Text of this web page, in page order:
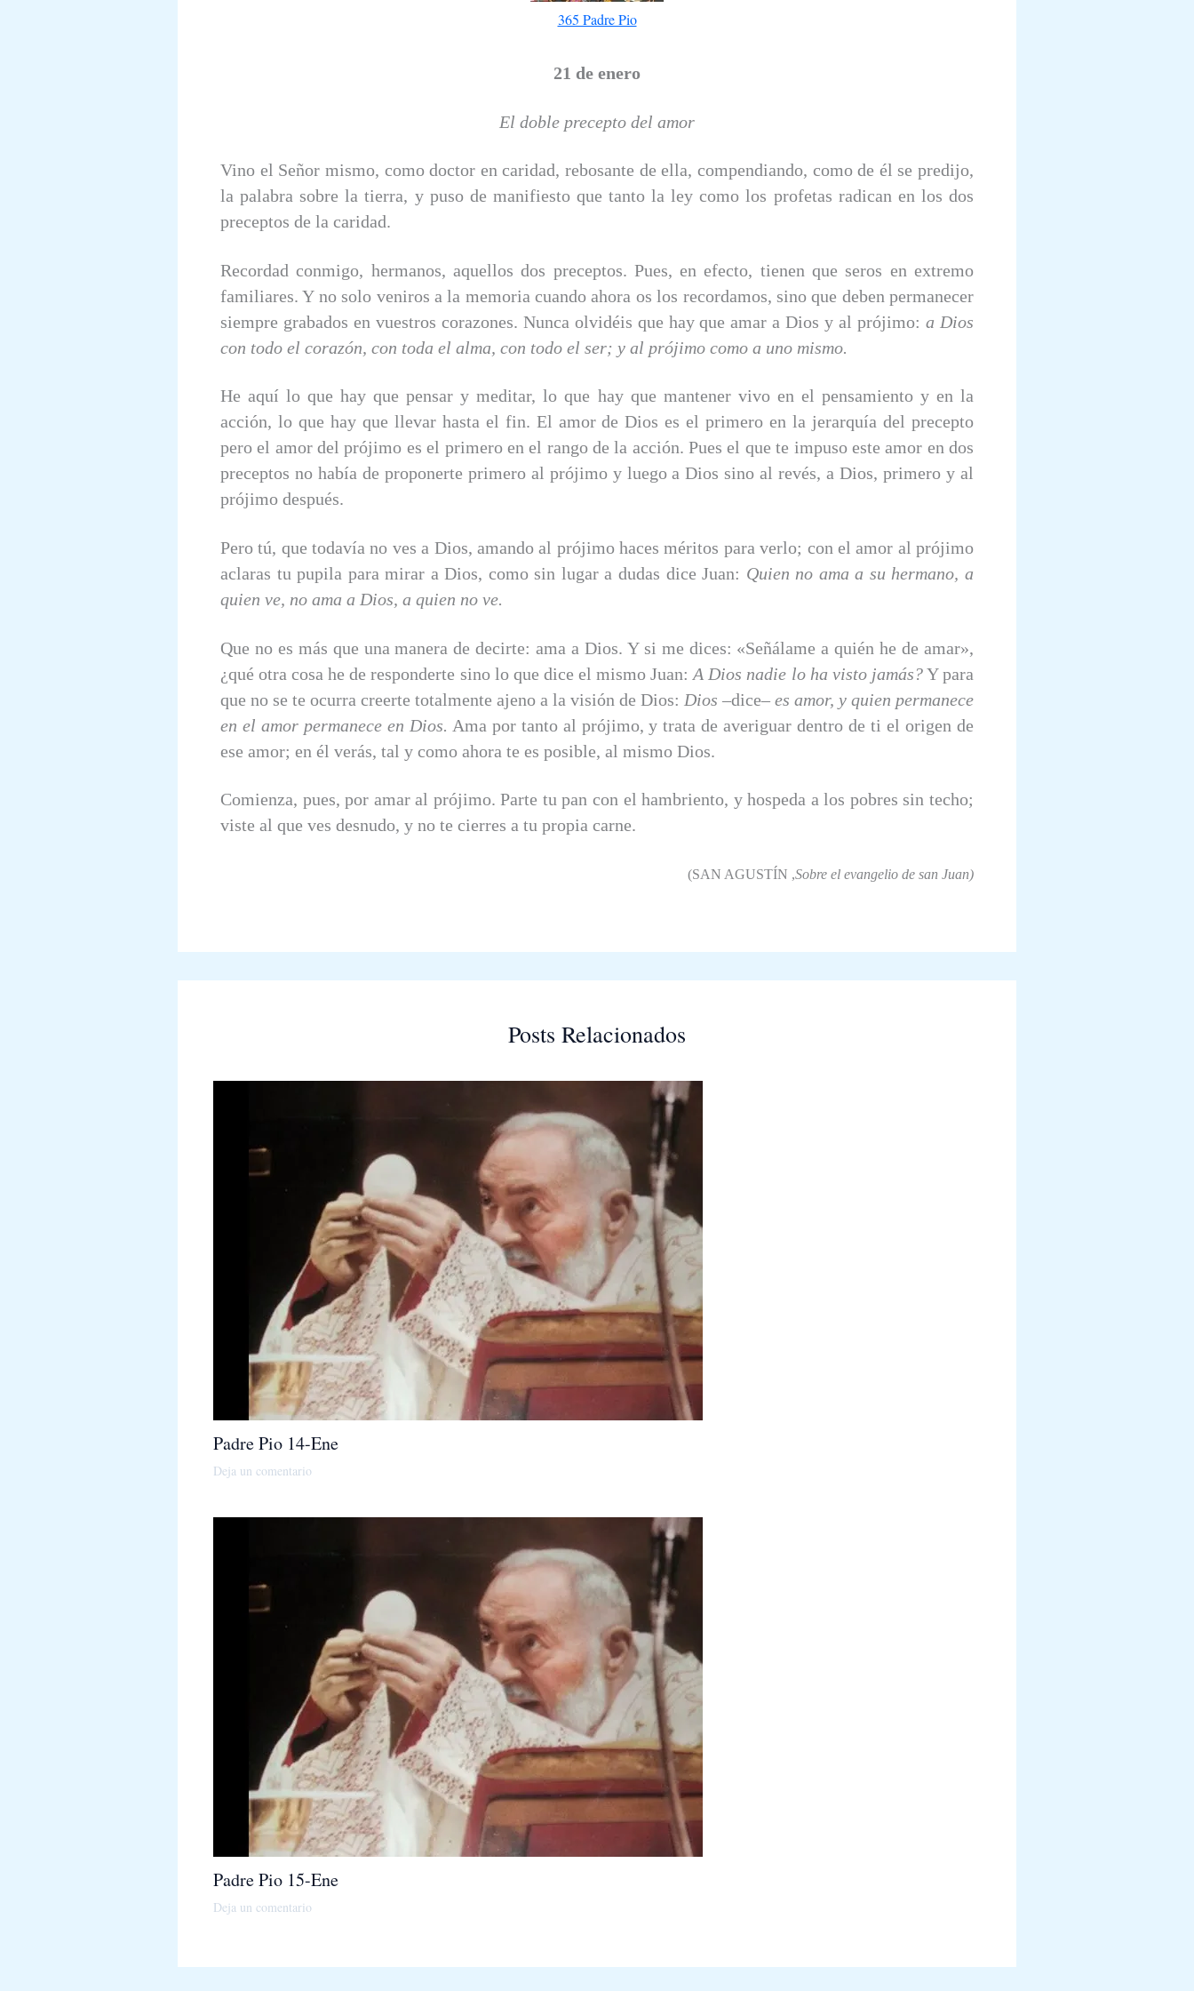
365 Padre Pio
21 de enero
El doble precepto del amor
Vino el Señor mismo, como doctor en caridad, rebosante de ella, compendiando, como de él se predijo,
la palabra sobre la tierra, y puso de manifiesto que tanto la ley como los profetas radican en los dos
preceptos de la caridad.
Recordad conmigo, hermanos, aquellos dos preceptos. Pues, en efecto, tienen que seros en extremo
familiares. Y no solo veniros a la memoria cuando ahora os los recordamos, sino que deben permanecer
siempre grabados en vuestros corazones. Nunca olvidéis que hay que amar a Dios y al prójimo:a Dios
con todo el corazón, con toda el alma, con todo el ser; y al prójimo como a uno mismo.
He aquí lo que hay que pensar y meditar, lo que hay que mantener vivo en el pensamiento y en la
acción, lo que hay que llevar hasta el fin. El amor de Dios es el primero en la jerarquía del precepto
pero el amor del prójimo es el primero en el rango de la acción. Pues el que te impuso este amor en dos
preceptos no había de proponerte primero al prójimo y luego a Dios sino al revés, a Dios, primero y al
prójimo después.
Pero tú, que todavía no ves a Dios, amando al prójimo haces méritos para verlo; con el amor al prójimo
aclaras tu pupila para mirar a Dios, como sin lugar a dudas dice Juan: Quien no ama a su hermano, a
quien ve, no ama a Dios, a quien no ve.
Que no es más que una manera de decirte: ama a Dios. Y si me dices: «Señálame a quién he de amar»,
¿qué otra cosa he de responderte sino lo que dice el mismo Juan:A Dios nadie lo ha visto jamás?Y para
que no se te ocurra creerte totalmente ajeno a la visión de Dios: Dios –dice– es amor, y quien permanece
en el amor permanece en Dios. Ama por tanto al prójimo, y trata de averiguar dentro de ti el origen de
ese amor; en él verás, tal y como ahora te es posible, al mismo Dios.
Comienza, pues, por amar al prójimo. Parte tu pan con el hambriento, y hospeda a los pobres sin techo;
viste al que ves desnudo, y no te cierres a tu propia carne.
(SAN AGUSTÍN ,Sobre el evangelio de san Juan)
Posts Relacionados
Padre Pio 14-Ene
Deja un comentario
Padre Pio 15-Ene
Deja un comentario